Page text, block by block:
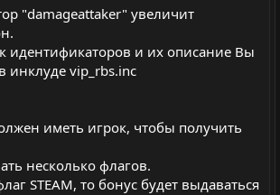
л
о
с
л
о
с
"damageattaker" увеличит
идентификаторов и их описание Вы
инклуде vip_rbs.inc
иметь игрок, чтобы получить
несколько флагов.
STEAM, то бонус будет выдаваться